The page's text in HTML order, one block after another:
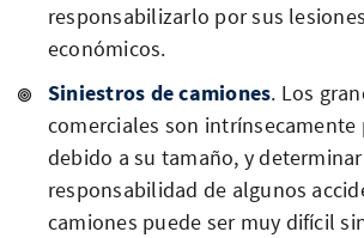
responsabilizarlo por sus
económicos.
Siniestros de camiones. Los
comerciales son intrínsecamente
debido a su tamaño, y
responsabilidad de algunos
camiones puede ser muy difícil